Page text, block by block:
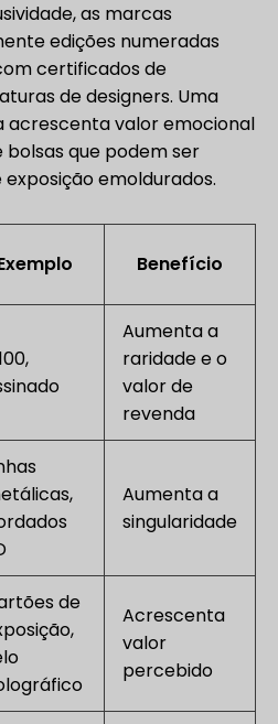
as marcas
edições numeradas
certificados de
de designers. Uma
acrescenta valor emocional
que podem ser
emoldurados.
Benefício
Aumenta a
raridade e o
valor de
revenda
Aumenta a
singularidade
de
Acrescenta
valor
percebido